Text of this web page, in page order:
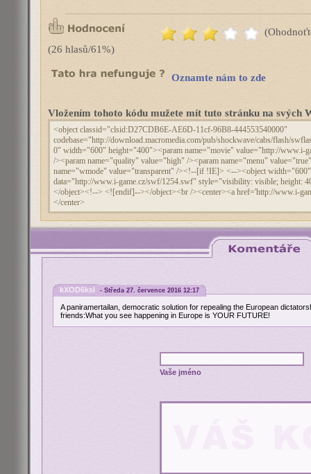
(26 hlasů/61%)
Oznamte nám to zde
Vložením tohoto kódu mužete mít tuto stránku na svých
kXOD6ksl - Středa 27. července 2016 12:17
A paniramertailan, democratic solution for repealing the European
friends:What you see happening in Europe is YOUR FUTURE!
Vaše jméno